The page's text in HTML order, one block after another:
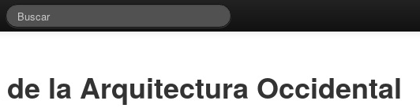
la Arquitectura Occidental